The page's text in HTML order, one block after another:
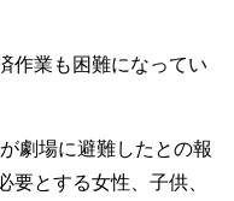
作業も困難になってい
劇場に避難したとの報
とする女性、子供、